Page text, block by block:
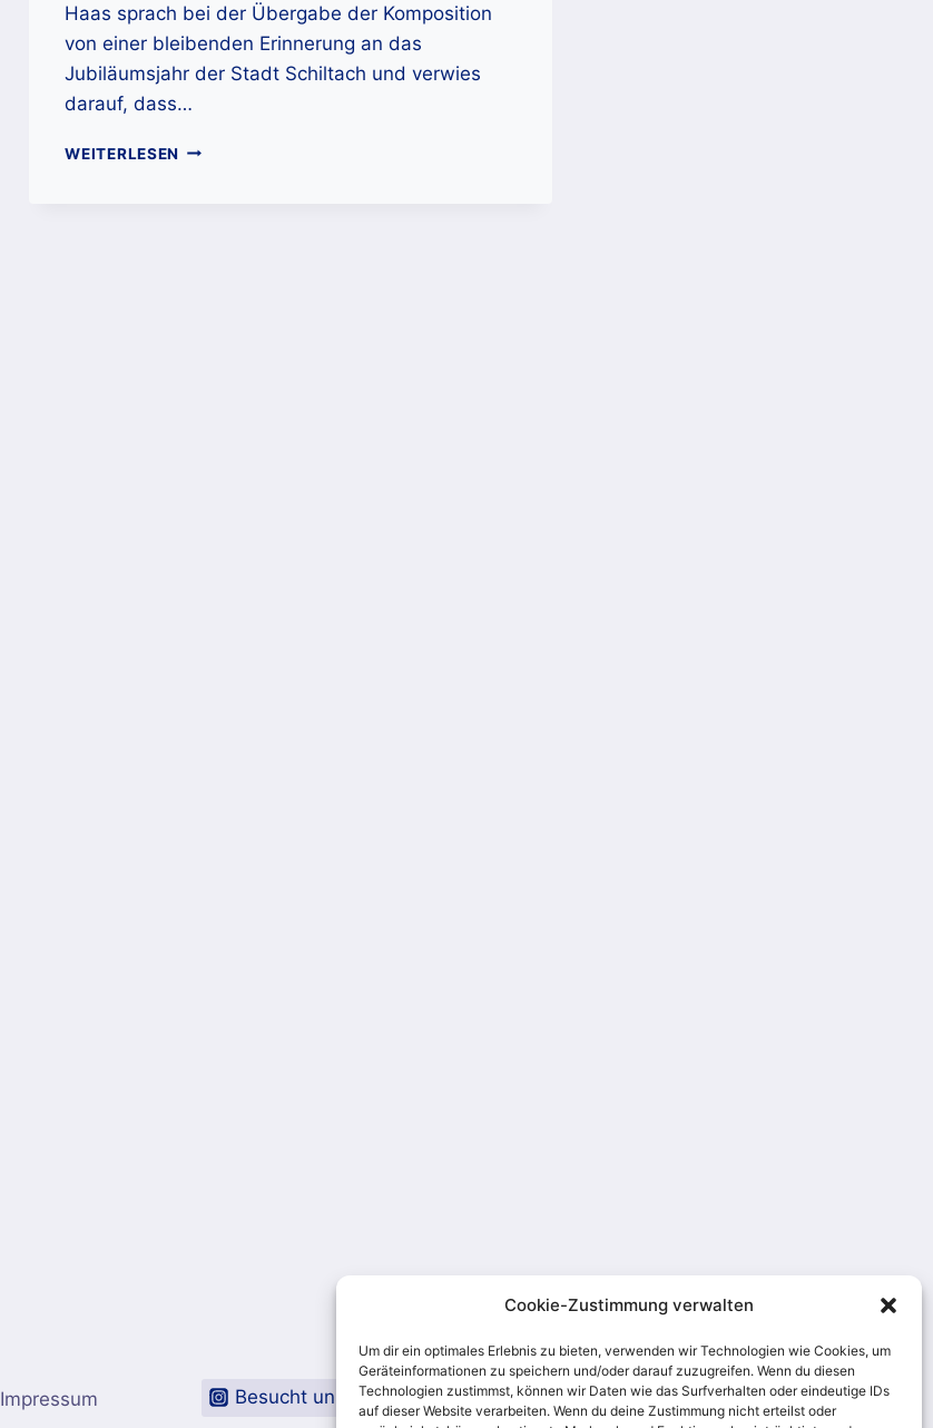
Cookie-Zustimmung verwalten
Um dir ein optimales Erlebnis zu bieten, verwenden wir Technologien wie Cookies, um
Geräteinformationen zu speichern und/oder darauf zuzugreifen. Wenn du diesen
Technologien zustimmst, können wir Daten wie das Surfverhalten oder eindeutige IDs
auf dieser Website verarbeiten. Wenn du deine Zustimmung nicht erteilst oder
Haas sprach bei der Übergabe der Komposition
von einer bleibenden Erinnerung an das
Jubiläumsjahr der Stadt Schiltach und verwies
darauf, dass…
WEITERLESEN„STADT
Impressum Besucht uns auf Instagram